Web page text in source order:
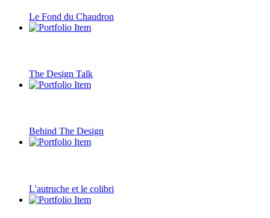
Le Fond du Chaudron
The Design Talk
Behind The Design
L'autruche et le colibri